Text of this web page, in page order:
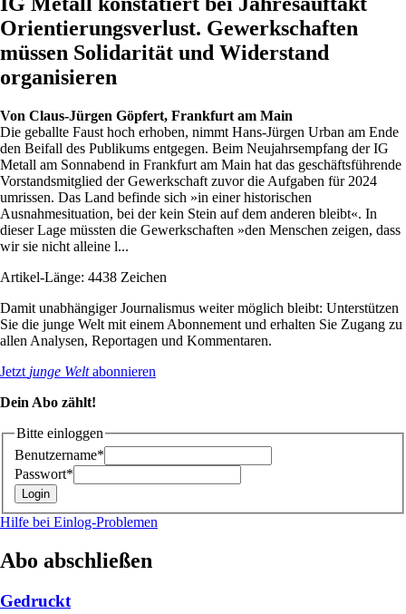
Orientierungsverlust. Gewerkschaften
müssen Solidarität und Widerstand
organisieren
Von Claus-Jürgen Göpfert, Frankfurt am Main
Die geballte Faust hoch erhoben, nimmt Hans-Jürgen Urban am Ende
den Beifall des Publikums entgegen. Beim Neujahrsempfang der IG
Metall am Sonnabend in Frankfurt am Main hat das geschäftsführende
Vorstandsmitglied der Gewerkschaft zuvor die Aufgaben für 2024
umrissen. Das Land befinde sich »in einer historischen
Ausnahmesituation, bei der kein Stein auf dem anderen bleibt«. In
dieser Lage müssten die Gewerkschaften »den Menschen zeigen, dass
wir sie nicht alleine l...
Artikel-Länge: 4438 Zeichen
Damit unabhängiger Journalismus weiter möglich bleibt: Unterstützen
Sie die junge Welt mit einem Abonnement und erhalten Sie Zugang zu
allen Analysen, Reportagen und Kommentaren.
Jetzt junge Weltabonnieren
Dein Abo zählt!
Bitte einloggen
Benutzername*
Passwort*
Hilfe bei Einlog-Problemen
Abo abschließen
Gedruckt